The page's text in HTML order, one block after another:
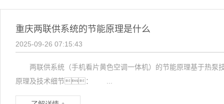
重庆两联供系统的节能原理是什么
2025-09-26 07:15:43
两联供系统（手机看片黄色空调一体机）的节能原理基于热
原理及技术细节： ...